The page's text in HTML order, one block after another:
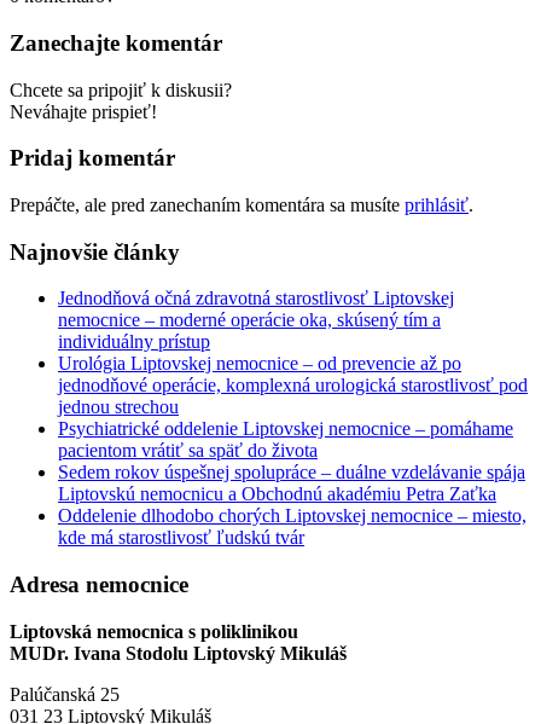
Zanechajte komentár
Chcete sa pripojiť k diskusii?
Neváhajte prispieť!
Pridaj komentár
Prepáčte, ale pred zanechaním komentára sa musíte prihlásiť.
Najnovšie články
Jednodňová očná zdravotná starostlivosť Liptovskej
nemocnice – moderné operácie oka, skúsený tím a
individuálny prístup
Urológia Liptovskej nemocnice – od prevencie až po
jednodňové operácie, komplexná urologická starostlivosť pod
jednou strechou
Psychiatrické oddelenie Liptovskej nemocnice – pomáhame
pacientom vrátiť sa späť do života
Sedem rokov úspešnej spolupráce – duálne vzdelávanie spája
Liptovskú nemocnicu a Obchodnú akadémiu Petra Zaťka
Oddelenie dlhodobo chorých Liptovskej nemocnice – miesto,
kde má starostlivosť ľudskú tvár
Adresa nemocnice
Liptovská nemocnica s poliklinikou
MUDr. Ivana Stodolu Liptovský Mikuláš
Palúčanská 25
031 23 Liptovský Mikuláš